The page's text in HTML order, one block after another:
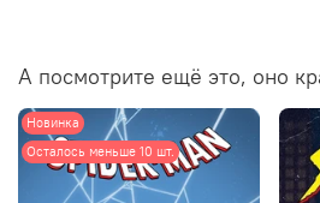
А посмотрите ещё это, оно
Новинка
Осталось меньше 10 шт.